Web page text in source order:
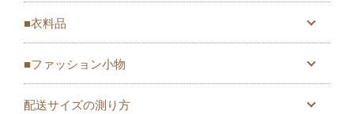
■衣料品
■ファッション小物
配送サイズの測り方